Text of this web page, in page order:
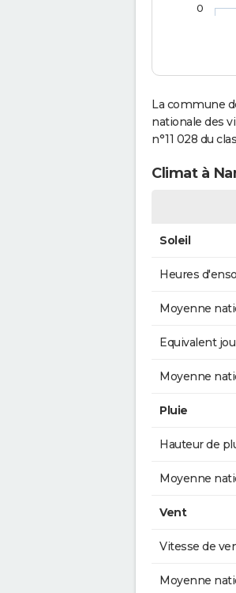
0
La commune
nationale des
n°11 028 du
Climat à
Soleil
Heures
Moyenne
Equivalent
Moyenne
Pluie
Hauteur de
Moyenne
Vent
Vitesse de
Moyenne